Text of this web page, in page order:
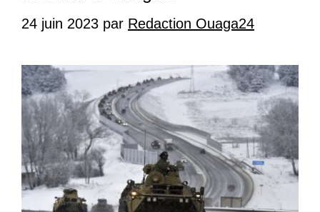
24 juin 2023 par Redaction Ouaga24